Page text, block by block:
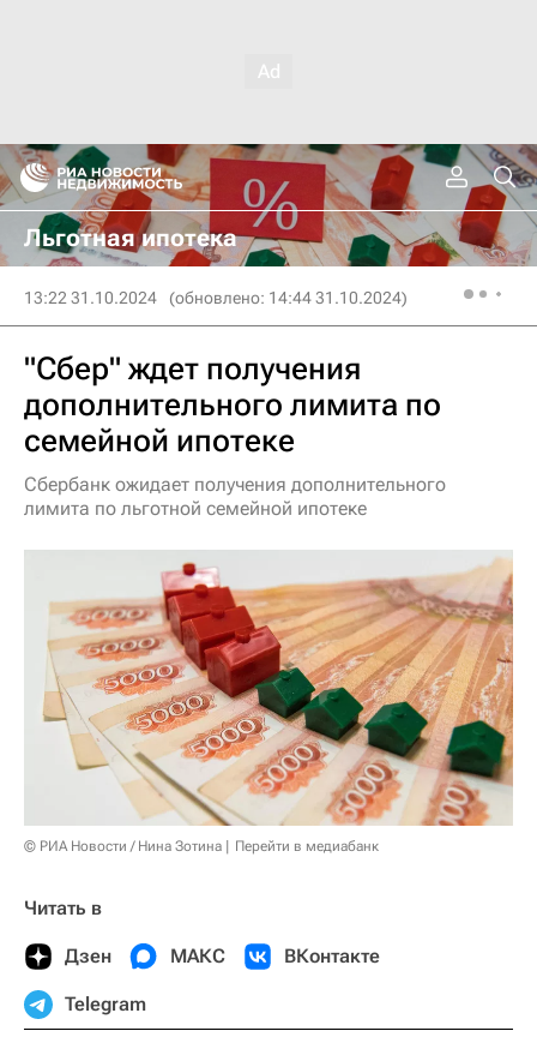
Льготная ипотека
13:22 31.10.2024 (обновлено: 14:44 31.10.2024)
"Сбер" ждет получения
дополнительного лимита по
семейной ипотеке
Сбербанк ожидает получения дополнительного
лимита по льготной семейной ипотеке
© РИА Новости / Нина Зотина Перейти в медиабанк
Читать в
Дзен МАКС ВКонтакте
Telegram